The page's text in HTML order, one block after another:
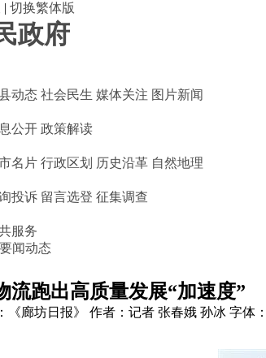
| 切换繁体版
动态 社会民生 媒体关注 图片新闻
公开 政策解读
名片 行政区划 历史沿革 自然地理
投诉 留言选登 征集调查
服务
要闻动态
流跑出高质量发展“加速度”
《廊坊日报》 作者：记者 张春娥 孙冰 字体：